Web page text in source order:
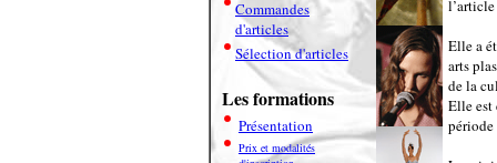
Commandes
d'articles
Sélection d'articles
Les formations
Présentation
Prix et modalités
Elle a
arts
de la
Elle est
période